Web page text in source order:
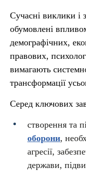
Сучасні виклики і
обумовлені
демографічних,
правових,
вимагають
трансформації
Серед ключових
створення та
оборони,
агресії,
держави,